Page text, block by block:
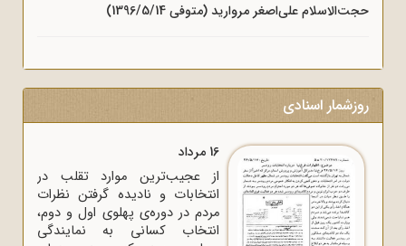
حجت‌الاسلام علی‌اصغر مروارید (متوفی 1396/5/14)
روزشمار اسنادی
16 مرداد
از عجیب‌ترین موارد تقلب در
انتخابات و نادیده گرفتن نظرات
مردم در دوره‌ی پهلوی اول و دوم،
انتخاب کسانی به نمایندگی